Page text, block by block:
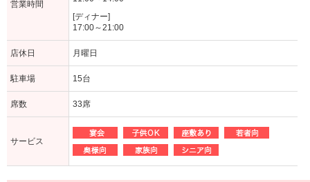
営業時間
[ディナー]
17:00～21:00
店休日 月曜日
駐車場 15台
席数 33席
サービス